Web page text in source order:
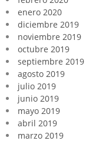
enero 2020
diciembre 2019
noviembre 2019
octubre 2019
septiembre 2019
agosto 2019
julio 2019
junio 2019
mayo 2019
abril 2019
marzo 2019